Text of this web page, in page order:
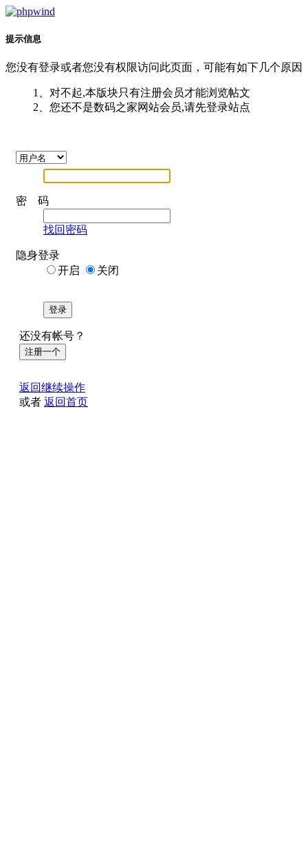
提示信息
您没有登录或者您没有权限访问此页面，可能有如下几个原因
1、对不起,本版块只有注册会员才能浏览帖文
2、您还不是数码之家网站会员,请先登录站点
密 码
找回密码
隐身登录
开启
关闭
登录
还没有帐号？
注册一个
返回继续操作
或者 返回首页